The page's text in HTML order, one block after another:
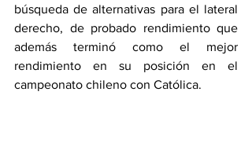
búsqueda de alternativas para el lateral
derecho, de probado rendimiento que
además terminó como el mejor
rendimiento en su posición en el
campeonato chileno con Católica.